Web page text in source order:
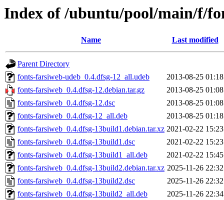
Index of /ubuntu/pool/main/f/
Name Last modified
Parent Directory
fonts-farsiweb-udeb_0.4.dfsg-12_all.udeb
2013-08-25 01:18
fonts-farsiweb_0.4.dfsg-12.debian.tar.gz
2013-08-25 01:08
fonts-farsiweb_0.4.dfsg-12.dsc
2013-08-25 01:08
fonts-farsiweb_0.4.dfsg-12_all.deb
2013-08-25 01:18
fonts-farsiweb_0.4.dfsg-13build1.debian.tar.xz 2021-02-22 15:23
fonts-farsiweb_0.4.dfsg-13build1.dsc
2021-02-22 15:23
fonts-farsiweb_0.4.dfsg-13build1_all.deb
2021-02-22 15:45
fonts-farsiweb_0.4.dfsg-13build2.debian.tar.xz 2025-11-26 22:32
fonts-farsiweb_0.4.dfsg-13build2.dsc
2025-11-26 22:32
fonts-farsiweb_0.4.dfsg-13build2_all.deb
2025-11-26 22:34